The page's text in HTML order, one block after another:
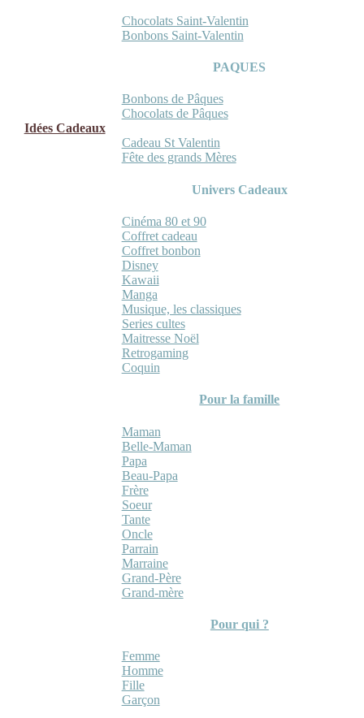
Chocolats Saint-Valentin
Bonbons Saint-Valentin
PAQUES
Bonbons de Pâques
Chocolats de Pâques
Idées Cadeaux
Cadeau St Valentin
Fête des grands Mères
Univers Cadeaux
Cinéma 80 et 90
Coffret cadeau
Coffret bonbon
Disney
Kawaii
Manga
Musique, les classiques
Series cultes
Maitresse Noël
Retrogaming
Coquin
Pour la famille
Maman
Belle-Maman
Papa
Beau-Papa
Frère
Soeur
Tante
Oncle
Parrain
Marraine
Grand-Père
Grand-mère
Pour qui ?
Femme
Homme
Fille
Garçon